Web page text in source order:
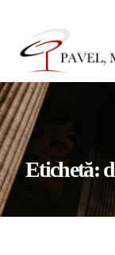
Etichetă: